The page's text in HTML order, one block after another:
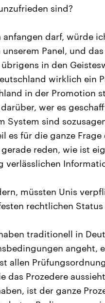
sind?
anfangen darf, würde
Panel, und
in den
wirklich ein
in der Promotion
wer es
System sind
es für die ganze
reden, wie ist
verlässlichen
müssten Unis
rechtlichen Status
traditionell in
angeht,
allen
das Prozedere
ist der ganze